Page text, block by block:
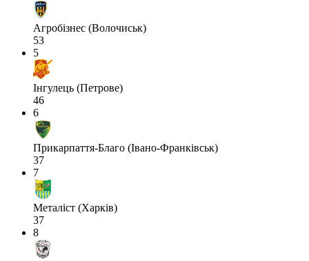
Агробізнес (Волочиськ)
53
5
Інгулець (Петрове)
46
6
Прикарпаття-Благо (Івано-Франківськ)
37
7
Металіст (Харків)
37
8